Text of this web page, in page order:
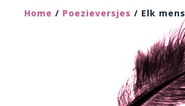
Home / Poezieversjes / Elk mens